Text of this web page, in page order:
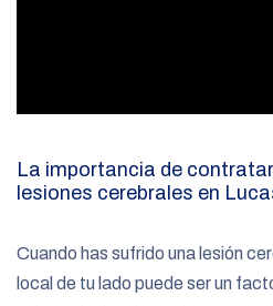
La importancia de
lesiones cerebrales en
Cuando has sufrido una lesión
local de tu lado puede ser un